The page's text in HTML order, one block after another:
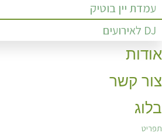
עמדת יין בוטיק
DJ לאירועים
אודות
צור קשר
בלוג
תפריט